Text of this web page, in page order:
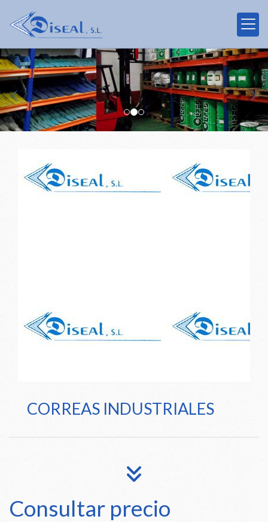
prev
CORREAS INDUSTRIALES
Consultar precio